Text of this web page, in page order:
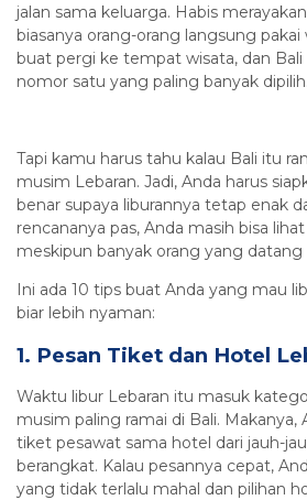
jalan sama keluarga. Habis
biasanya orang-orang langsung
buat pergi ke tempat wisata, dan Bali
nomor satu yang paling banyak dipilih.
Tapi kamu harus tahu kalau Bali itu
musim Lebaran. Jadi, Anda harus
benar supaya liburannya tetap enak
rencananya pas, Anda masih bisa
meskipun banyak orang yang datang
Ini ada 10 tips buat Anda yang mau
biar lebih nyaman:
1. Pesan Tiket dan Hotel
Waktu libur Lebaran itu masuk
musim paling ramai di Bali. Makanya,
tiket pesawat sama hotel dari jauh-
berangkat. Kalau pesannya cepat,
yang tidak terlalu mahal dan pilihan